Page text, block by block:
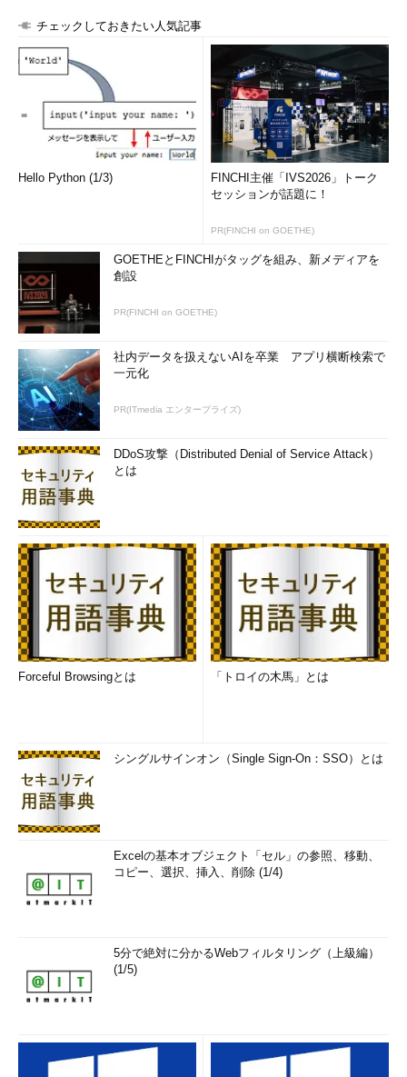
チェックしておきたい人気記事
Hello Python (1/3)
FINCHI主催「IVS2026」トーク
セッションが話題に！
PR(FINCHI on GOETHE)
GOETHEとFINCHIがタッグを組み、新メディアを
創設
PR(FINCHI on GOETHE)
社内データを扱えないAIを卒業 アプリ横断検索で
一元化
PR(ITmedia エンタープライズ)
DDoS攻撃（Distributed Denial of Service Attack）
とは
Forceful Browsingとは 「トロイの木馬」とは
シングルサインオン（Single Sign-On：SSO）とは
Excelの基本オブジェクト「セル」の参照、移動、
コピー、選択、挿入、削除 (1/4)
5分で絶対に分かるWebフィルタリング（上級編）
(1/5)